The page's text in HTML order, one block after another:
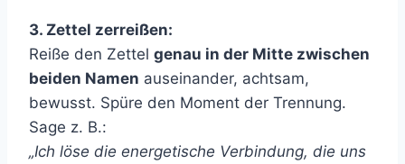
3. Zettel zerreißen:
Reiße den Zettel genau in der Mitte zwischen
beiden Namen auseinander, achtsam,
bewusst. Spüre den Moment der Trennung.
Sage z. B.:
„Ich löse die energetische Verbindung, die uns